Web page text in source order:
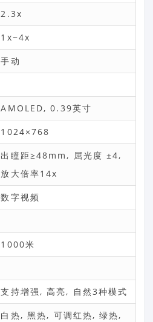
2.3x
1x~4x
手动
AMOLED, 0.39英寸
1024×768
出瞳距≥48mm, 屈光度 ±4,
放大倍率14x
数字视频
1000米
支持增强, 高亮, 自然3种模式
白热, 黑热, 可调红热, 绿热,